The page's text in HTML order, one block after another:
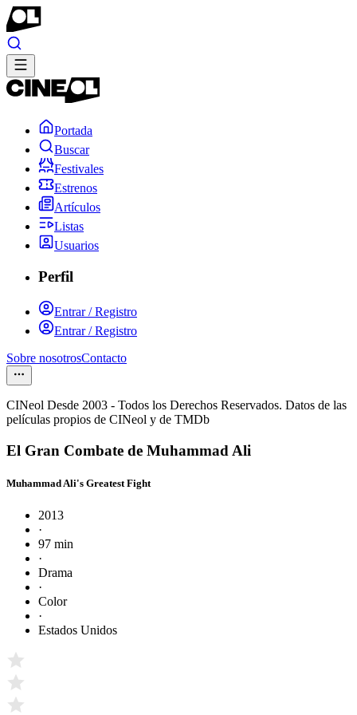
Portada
Buscar
Festivales
Estrenos
Artículos
Listas
Usuarios
Perfil
Entrar / Registro
Entrar / Registro
Sobre nosotrosContacto
CINeol Desde 2003 - Todos los Derechos Reservados. Datos de las
películas propios de CINeol y de TMDb
El Gran Combate de Muhammad Ali
Muhammad Ali's Greatest Fight
2013
·
97 min
·
Drama
·
Color
·
Estados Unidos